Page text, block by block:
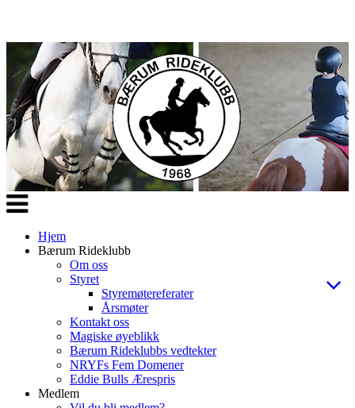
Veksle
navigasjon
Hjem
Bærum Rideklubb
Om oss
Styret
Styremøtereferater
Årsmøter
Kontakt oss
Magiske øyeblikk
Bærum Rideklubbs vedtekter
NRYFs Fem Domener
Eddie Bulls Ærespris
Medlem